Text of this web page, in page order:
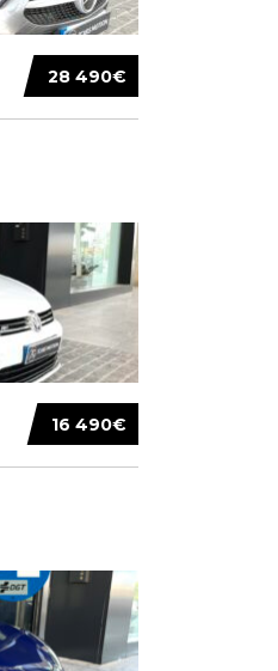
28 490€
16 490€